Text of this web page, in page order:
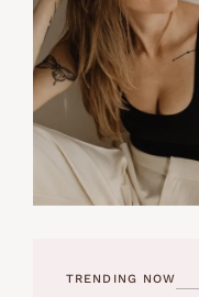
TRENDING NOW